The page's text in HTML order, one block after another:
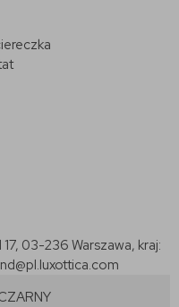
03-236 Warszawa, kraj: